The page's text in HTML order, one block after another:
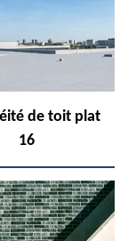
de toit plat
16